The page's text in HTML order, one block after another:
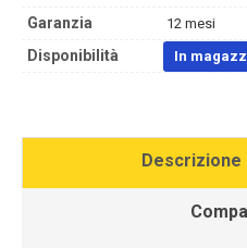
Garanzia 12 mesi
Disponibilità In
Descrizione